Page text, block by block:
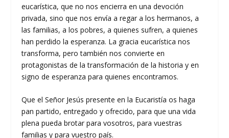
eucarística, que no nos encierra en una devoción
privada, sino que nos envía a regar a los hermanos, a
las familias, a los pobres, a quienes sufren, a quienes
han perdido la esperanza. La gracia eucarística nos
transforma, pero también nos convierte en
protagonistas de la transformación de la historia y en
signo de esperanza para quienes encontramos.
Que el Señor Jesús presente en la Eucaristía os haga
pan partido, entregado y ofrecido, para que una vida
plena pueda brotar para vosotros, para vuestras
familias y para vuestro país.